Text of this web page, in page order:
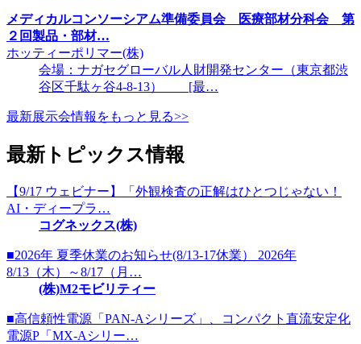
メディカルコンソーシアム準備委員会 医療部材分科会 第
２回製品・部材…
ホッティーポリマー(株)
会場：ナガセグローバル人財開発センター（東京都渋
谷区千駄ヶ谷4-8-13） [最…
最新展示会情報をもっと見る>>
最新トピックス情報
【9/17 ウェビナー】「外観検査の正解はひとつじゃない！
AI・ディープラ…
コグネックス(株)
■2026年 夏季休業のお知らせ(8/13-17休業） 2026年
8/13（木）～8/17（月…
(株)M2モビリティー
■高信頼性電源「PAN-Aシリーズ」、コンパクト直流安定化
電源P「MX-Aシリー…